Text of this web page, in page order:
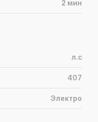
2 мин
л.с
407
Электро